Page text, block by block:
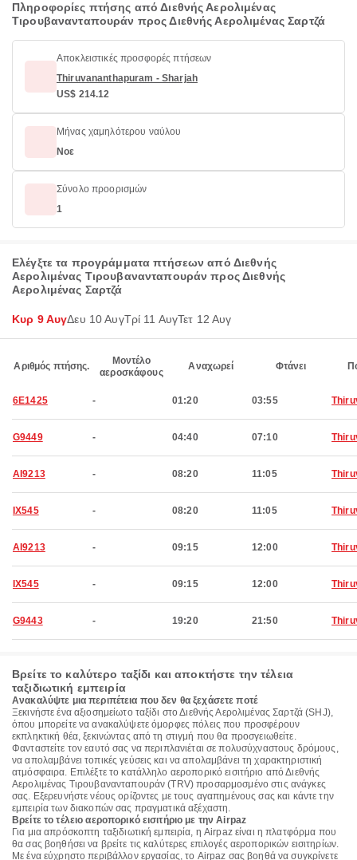
Πληροφορίες πτήσης από Διεθνής Αερολιμένας
Τιρουβανανταπουράν προς Διεθνής Αερολιμένας Σαρτζά
Αποκλειστικές προσφορές πτήσεων
Thiruvananthapuram - Sharjah
US$ 214.12
Μήνας χαμηλότερου ναύλου
Νοε
Σύνολο προορισμών
1
Ελέγξτε τα προγράμματα πτήσεων από Διεθνής
Αερολιμένας Τιρουβανανταπουράν προς Διεθνής
Αερολιμένας Σαρτζά
Κυρ 9 ΑυγΔευ 10 ΑυγΤρί 11 ΑυγΤετ 12 Αυγ
Αριθμός πτήσης.
Μοντέλο
αεροσκάφους
Αναχωρεί Φτάνει
6E1425 - 01:20 03:55
G9449 - 04:40 07:10
AI9213 - 08:20 11:05
IX545 - 08:20 11:05
AI9213 - 09:15 12:00
IX545 - 09:15 12:00
G9443 - 19:20 21:50
Βρείτε το καλύτερο ταξίδι και αποκτήστε την τέλεια
ταξιδιωτική εμπειρία
Ανακαλύψτε μια περιπέτεια που δεν θα ξεχάσετε ποτέ
Ξεκινήστε ένα αξιοσημείωτο ταξίδι στο Διεθνής Αερολιμένας Σαρτζά (SHJ),
όπου μπορείτε να ανακαλύψετε όμορφες πόλεις που προσφέρουν
εκπληκτική θέα, ξεκινώντας από τη στιγμή που θα προσγειωθείτε.
Φανταστείτε τον εαυτό σας να περιπλανιέται σε πολυσύχναστους δρόμους,
να απολαμβάνει τοπικές γεύσεις και να απολαμβάνει τη χαρακτηριστική
ατμόσφαιρα. Επιλέξτε το κατάλληλο αεροπορικό εισιτήριο από Διεθνής
Αερολιμένας Τιρουβανανταπουράν (TRV) προσαρμοσμένο στις ανάγκες
σας. Εξερευνήστε νέους ορίζοντες με τους αγαπημένους σας και κάντε την
εμπειρία των διακοπών σας πραγματικά αξέχαστη.
Βρείτε το τέλειο αεροπορικό εισιτήριο με την Airpaz
Για μια απρόσκοπτη ταξιδιωτική εμπειρία, η Airpaz είναι η πλατφόρμα που
θα σας βοηθήσει να βρείτε τις καλύτερες επιλογές αεροπορικών εισιτηρίων.
Με ένα εύχρηστο περιβάλλον εργασίας, το Airpaz σας βοηθά να συγκρίνετε